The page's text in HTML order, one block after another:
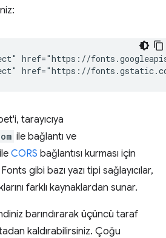
href="https://
tarayıcıya
ile bağlantı ve
ile CORS bağlantısı kurması için
gibi bazı yazı tipi sağlayıcılar,
farklı kaynaklardan sunar.
barındırarak üçüncü taraf
kaldırabilirsiniz. Çoğu